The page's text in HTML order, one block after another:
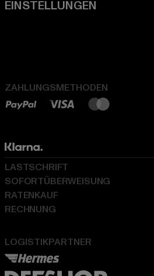
ZAHLUNGSMETHODEN
LOGISTIKPARTNER
LASTSCHRIFT
SOFORTÜBERWEISUNG
RATENKAUF
RECHNUNG